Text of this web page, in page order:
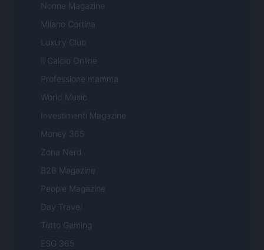
Nonne Magazine
Milano Cortina
Luxury Club
Il Calcio Online
Professione mamma
World Music
Investimenti Magazine
Money 365
Zona Nerd
B2B Magazine
People Magazine
Day Travel
Tutto Gaming
ESG 365